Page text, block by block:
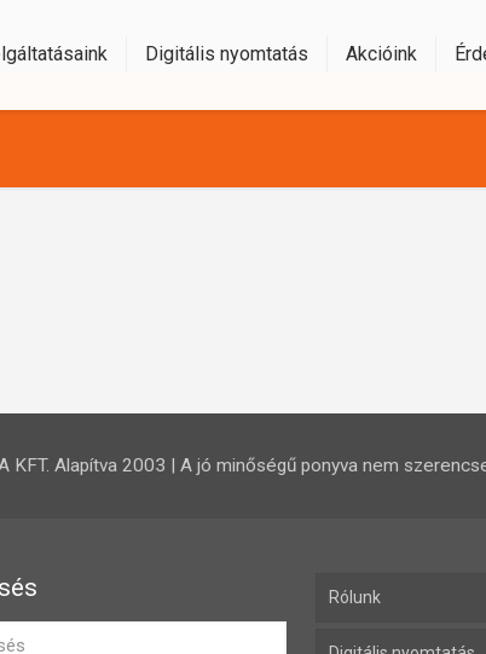
Digitális nyomtatás Akcióink
KFT. Alapítva 2003 | A jó minőségű ponyva nem
Rólunk